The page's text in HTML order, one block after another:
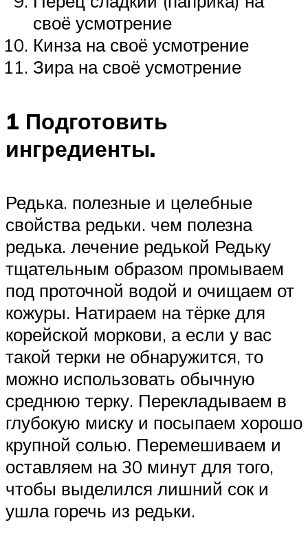
своё усмотрение
Кинза на своё усмотрение
Зира на своё усмотрение
1 Подготовить
ингредиенты.
Редька. полезные и целебные
свойства редьки. чем полезна
редька. лечение редькой Редьку
тщательным образом промываем
под проточной водой и очищаем от
кожуры. Натираем на тёрке для
корейской моркови, а если у вас
такой терки не обнаружится, то
можно использовать обычную
среднюю терку. Перекладываем в
глубокую миску и посыпаем хорошо
крупной солью. Перемешиваем и
оставляем на 30 минут для того,
чтобы выделился лишний сок и
ушла горечь из редьки.